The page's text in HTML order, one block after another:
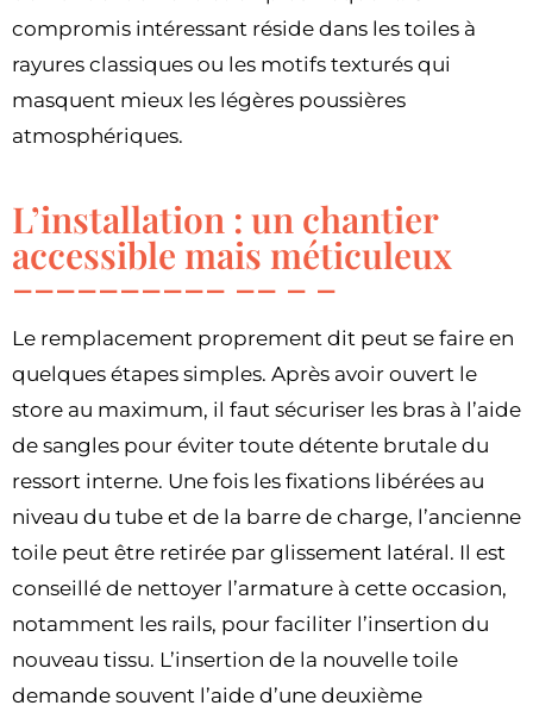
compromis intéressant réside dans les toiles à
rayures classiques ou les motifs texturés qui
masquent mieux les légères poussières
atmosphériques.
L’installation : un chantier
accessible mais méticuleux
Le remplacement proprement dit peut se faire en
quelques étapes simples. Après avoir ouvert le
store au maximum, il faut sécuriser les bras à l’aide
de sangles pour éviter toute détente brutale du
ressort interne. Une fois les fixations libérées au
niveau du tube et de la barre de charge, l’ancienne
toile peut être retirée par glissement latéral. Il est
conseillé de nettoyer l’armature à cette occasion,
notamment les rails, pour faciliter l’insertion du
nouveau tissu. L’insertion de la nouvelle toile
demande souvent l’aide d’une deuxième